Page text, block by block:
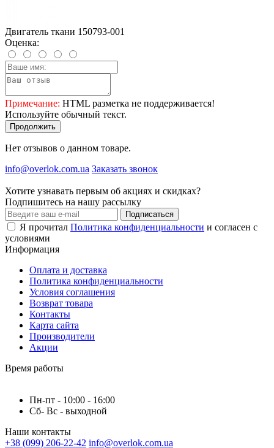
Двигатель ткани 150793-001
Оценка:
Примечание: HTML разметка не поддерживается!
Используйте обычный текст.
Продолжить
Нет отзывов о данном товаре.
info@overlok.com.ua Заказать звонок
Хотите узнавать первым об акциях и скидках?
Подпишитесь на нашу рассылку
Подписаться
Я прочитал Политика конфиденциальности и согласен с
условиями
Информация
Оплата и доставка
Политика конфиденциальности
Условия соглашения
Возврат товара
Контакты
Карта сайта
Производители
Акции
Время работы
Пн-пт - 10:00 - 16:00
Сб- Вс - выходной
Наши контакты
+38 (099) 206-22-42 info@overlok.com.ua